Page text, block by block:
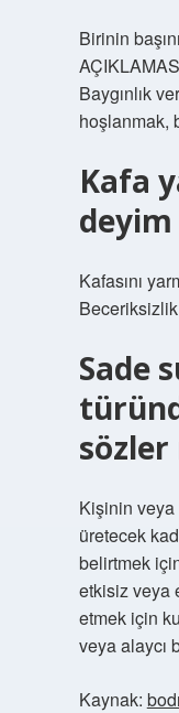
Birinin
Baygınlık
hoşlanmak,
Kafa
deyim
Kafasını
Sade
sözler
Kişinin
üretecek
belirtmek
etkisiz veya
etmek için
veya alaycı
Kaynak: